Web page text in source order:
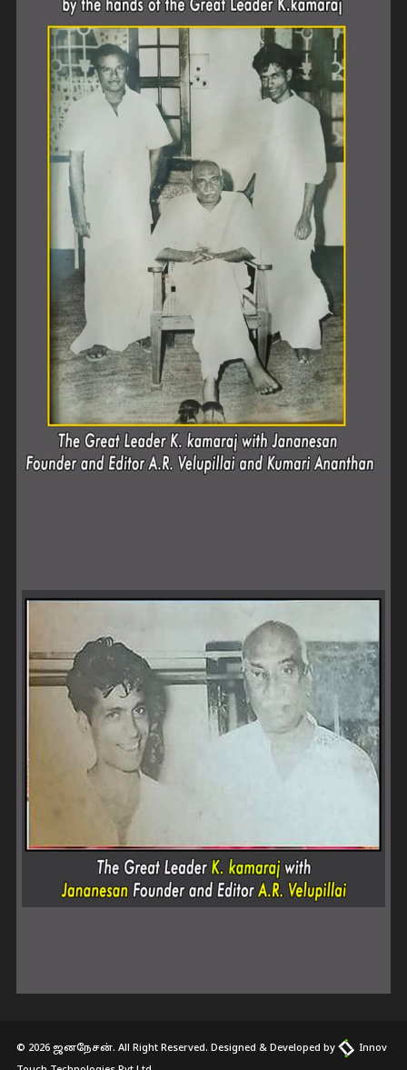
© 2026 ஜனநேசன். All Right Reserved. Designed & Developed by
Innov